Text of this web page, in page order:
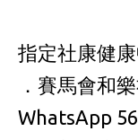
指定社康健康
．賽馬會和
WhatsApp